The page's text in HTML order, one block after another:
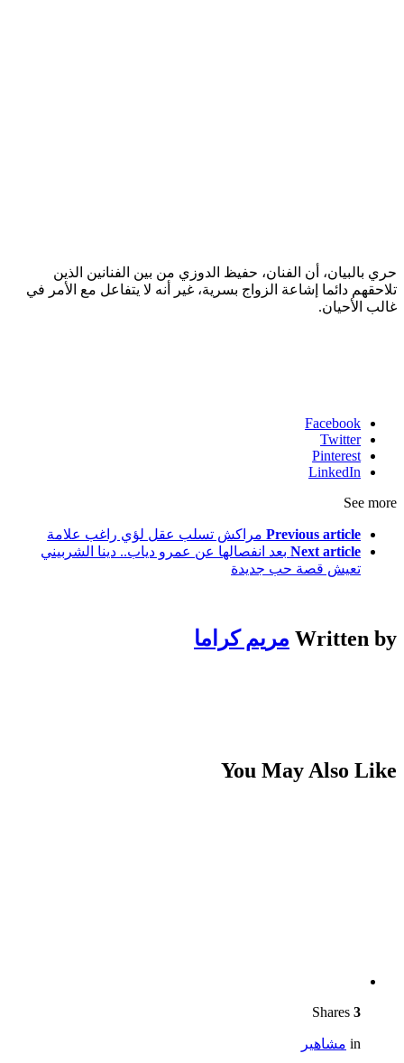
حري بالبيان، أن الفنان، حفيظ الدوزي من بين الفنانين الذين
تلاحقهم دائما إشاعة الزواج بسرية، غير أنه لا يتفاعل مع الأمر في
غالب الأحيان.
Facebook
Twitter
Pinterest
LinkedIn
See more
Previous article مراكش تسلب عقل لؤي راغب علامة
Next article بعد انفصالها عن عمرو دياب.. دينا الشربيني
تعيش قصة حب جديدة
Written by مريم كراما
You May Also Like
3
in مشاهير